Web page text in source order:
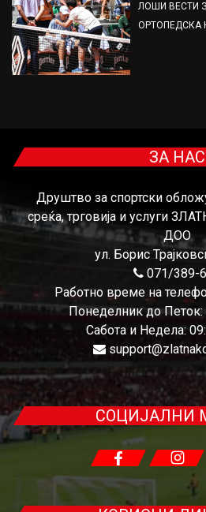
ЛОШИ ВЕСТИ
ОРТОПЕДСКА
ЗА НАС
Друштво за спортски
среќа, трговија и услуги
ДОО
ул. Борис
071/389-
Работно време на
Понеделник до Петок:
Сабота и Недела:
СОЦИЈАЛНИ